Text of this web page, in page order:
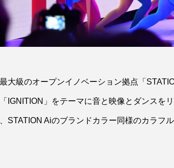
大級のオープンイノベーション拠点「
IGNITION」をテーマに音と映像とダンスを
STATION Aiのブランドカラー同様のカラフ
# HAIR BEAUTY EVENT
INTERCOIFFURE ASIA
4 TOKYO